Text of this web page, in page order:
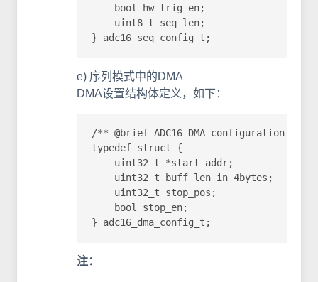
bool hw_trig_en;
uint8_t seq_len;
} adc16_seq_config_t;
e) 序列模式中的DMA
DMA设置结构体定义，如下：
/** @brief ADC16 DMA configuration
typedef struct {
uint32_t *start_addr;           /*
uint32_t buff_len_in_4bytes;    /*
uint32_t stop_pos;              /* 用
bool stop_en;                   /*
} adc16_dma_config_t;
注：